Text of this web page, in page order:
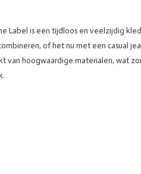
Label is een tijdloos en veelzijdig
of het nu met een casual
van hoogwaardige materialen, wat